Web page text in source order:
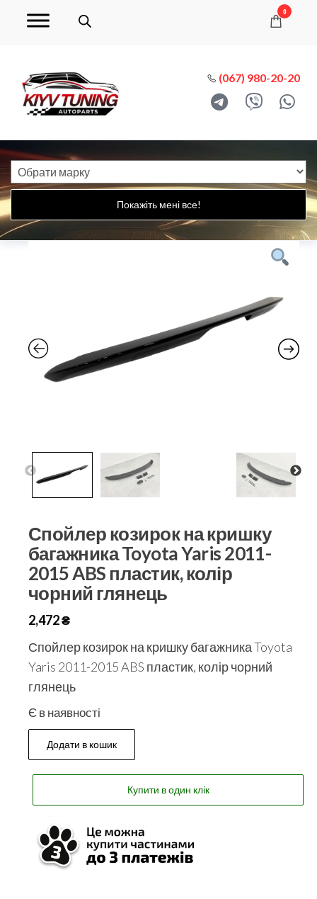
0
(067) 980-20-20
Покажіть мені все!
Спойлер козирок на кришку
багажника Toyota Yaris 2011-
2015 ABS пластик, колір
чорний глянець
2,472₴
Спойлер козирок на кришку багажника Toyota
Yaris 2011-2015 ABS пластик, колір чорний
глянець
Є в наявності
Додати в кошик
Купити в один клік